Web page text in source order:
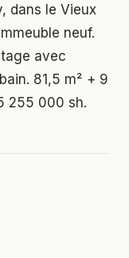
dans le Vieux
neuf.
avec
81,5 m² + 9
255 000 sh.